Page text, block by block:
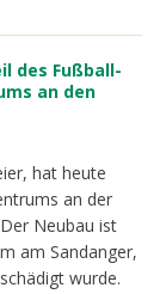
des Fußball-
an den
hat heute
an der
Neubau ist
am Sandanger,
wurde.